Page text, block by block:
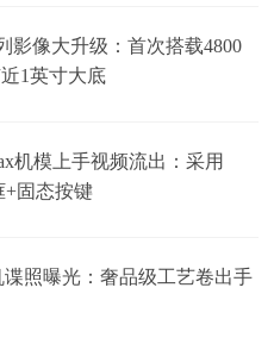
影像大升级：首次搭载4800
1英寸大底
机模上手视频流出：采用
+固态按键
谍照曝光：奢品级工艺卷出手